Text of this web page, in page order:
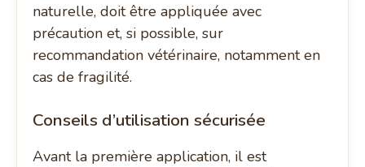
naturelle, doit être appliquée avec
précaution et, si possible, sur
recommandation vétérinaire, notamment en
cas de fragilité.
Conseils d’utilisation sécurisée
Avant la première application, il est